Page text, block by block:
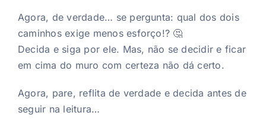
Agora, de verdade… se pergunta: qual dos dois
caminhos exige menos esforço!? 🤔
Decida e siga por ele. Mas, não se decidir e ficar
em cima do muro com certeza não dá certo.
Agora, pare, reflita de verdade e decida antes de
seguir na leitura…